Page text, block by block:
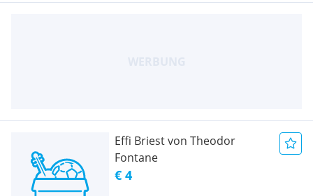
Effi Briest von Theodor
Fontane
€ 4